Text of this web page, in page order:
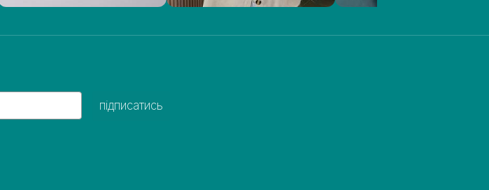
підписатись